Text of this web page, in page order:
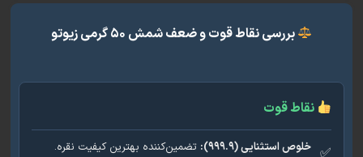
بررسی نقاط قوت و ضعف شمش ۵۰ گرمی زیوتو
نقاط قوت
خلوص استثنایی (۹۹۹.۹):
تضمین‌کننده بهترین کیفیت نقره.